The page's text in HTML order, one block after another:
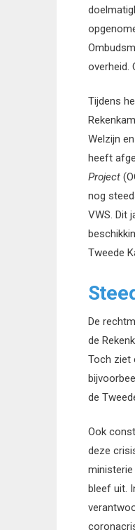
overheid.
Tijdens
Welzijn
heeft
Project
nog
VWS. Dit
Tweede
De
de
Toch ziet
de
Ook
deze
ministerie
bleef uit.